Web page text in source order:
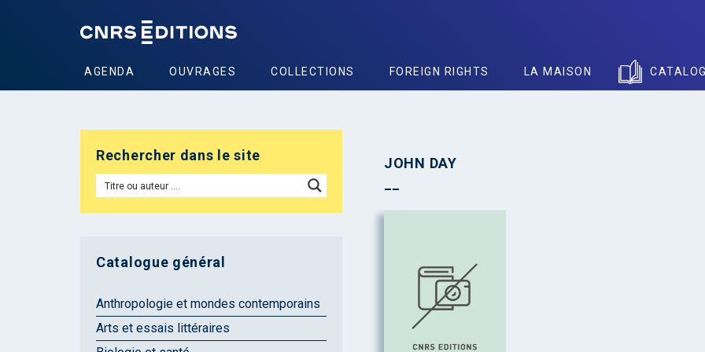
AGENDA OUVRAGES COLLECTIONS FOREIGN RIGHTS LA MAISON
JOHN DAY
Rechercher dans le site
Catalogue général
Anthropologie et mondes contemporains
Arts et essais littéraires